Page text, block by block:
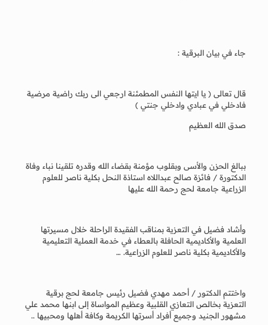
جاء في بيان البرقية :
قال تعالى ( يا ايتها النفس المطمئنة ارجعي الى ربك راضية مرضية
فادخلي في عبادي وادخلي جنتي )
صدق الله العظيم
ببالغ الحزن والأسى وبقلوب مؤمنة بقضاء الله وقدره تلقينا نباء وفاة
الدكتورة / فائزة صالح عبداللاه استاذة النحل بكلية ناصر للعلوم
الزراعية جامعة لحج رحمة الله عليها
وأشاد فضيل في التعزية بمناقب الفقيدة الراحلة خلال مسيرتها
العلمية والأكاديمية الحافلة بالعطاء في خدمة العملية التعليمية
والأكاديمية بكلية ناصر للعلوم الزراعية. …
واختتم الدكتور / أحمد مهدي فضيل رئيس جامعة لحج برقية
التعزية بخالص التعازي القلبية وعظيم المواساة إلى ابنها محمد علي
مشهور الجنيد وجميع أفراد أسرتها الكريمة وكافة أهلها ومحبيها ..